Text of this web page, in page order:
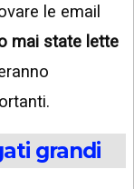
le email
mai state lette
grandi